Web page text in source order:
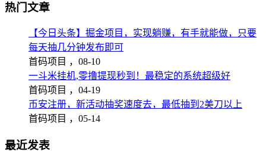
热门文章
【今日头条】掘金项目，实现躺赚，有手就能做，只要
每天抽几分钟发布即可
首码项目 ， 08-10
一斗米挂机,零撸提现秒到！最稳定的系统超级好
首码项目 ， 04-19
币安注册，新活动抽奖速度去，最低抽到2美刀以上
首码项目 ， 05-14
最近发表